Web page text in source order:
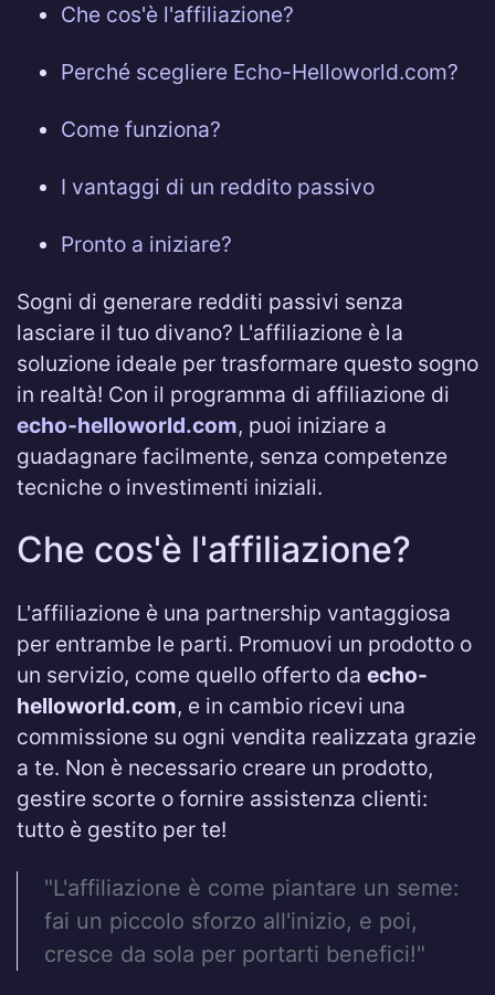
Che cos'è l'affiliazione?
Perché scegliere Echo-Helloworld.com?
Come funziona?
I vantaggi di un reddito passivo
Pronto a iniziare?
Sogni di generare redditi passivi senza
lasciare il tuo divano? L'affiliazione è la
soluzione ideale per trasformare questo sogno
in realtà! Con il programma di affiliazione di
echo-helloworld.com, puoi iniziare a
guadagnare facilmente, senza competenze
tecniche o investimenti iniziali.
Che cos'è l'affiliazione?
L'affiliazione è una partnership vantaggiosa
per entrambe le parti. Promuovi un prodotto o
un servizio, come quello offerto da echo-
helloworld.com, e in cambio ricevi una
commissione su ogni vendita realizzata grazie
a te. Non è necessario creare un prodotto,
gestire scorte o fornire assistenza clienti:
tutto è gestito per te!
"L'affiliazione è come piantare un seme:
fai un piccolo sforzo all'inizio, e poi,
cresce da sola per portarti benefici!"